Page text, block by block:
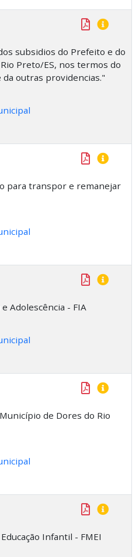
subsidios do Prefeito e do
Preto/ES, nos termos do
da outras providencias."
para transpor e remanejar
Adolescência - FIA
de Dores do Rio
Infantil - FMEI